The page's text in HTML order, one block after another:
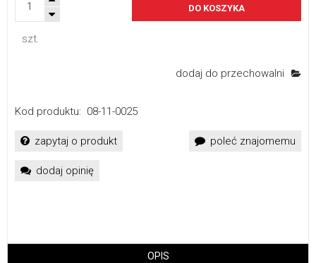
szt.
DO KOSZYKA
dodaj do przechowalni
Kod produktu: 08-11-0025
zapytaj o produkt poleć znajomemu
dodaj opinię
OPIS